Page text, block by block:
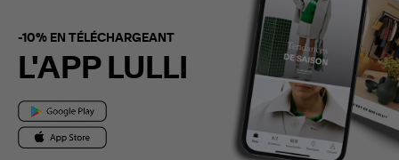
-10% EN TÉLÉCHARGEANT
L'APP LULLI